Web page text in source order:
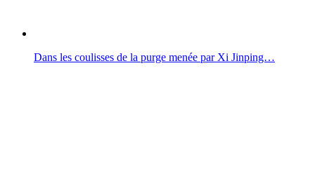
Dans les coulisses de la purge menée par Xi Jinping…